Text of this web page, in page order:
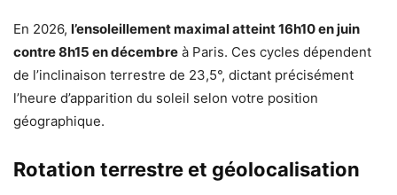
En 2026, l’ensoleillement maximal atteint 16h10 en juin
contre 8h15 en décembre à Paris. Ces cycles dépendent
de l’inclinaison terrestre de 23,5°, dictant précisément
l’heure d’apparition du soleil selon votre position
géographique.
Rotation terrestre et géolocalisation